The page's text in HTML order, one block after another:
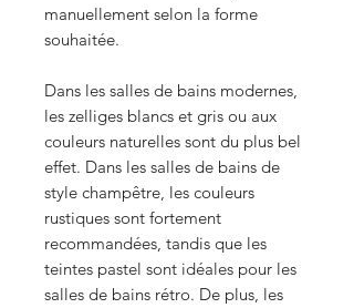
manuellement selon la forme
souhaitée.
Dans les salles de bains modernes,
les zelliges blancs et gris ou aux
couleurs naturelles sont du plus bel
effet. Dans les salles de bains de
style champêtre, les couleurs
rustiques sont fortement
recommandées, tandis que les
teintes pastel sont idéales pour les
salles de bains rétro. De plus, les